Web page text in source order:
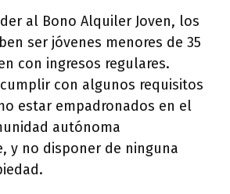
al Bono Alquiler Joven, los
ser jóvenes menores de 35
con ingresos regulares.
con algunos requisitos
estar empadronados en el
autónoma
y no disponer de ninguna